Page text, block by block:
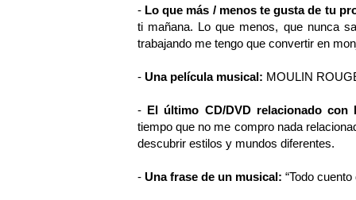
- Lo que más / menos te gusta de tu
ti mañana. Lo que menos, que nunca
trabajando me tengo que convertir en
- Una película musical: MOULIN
- El último CD/DVD relacionado
tiempo que no me compro nada
descubrir estilos y mundos diferentes.
- Una frase de un musical: “Todo